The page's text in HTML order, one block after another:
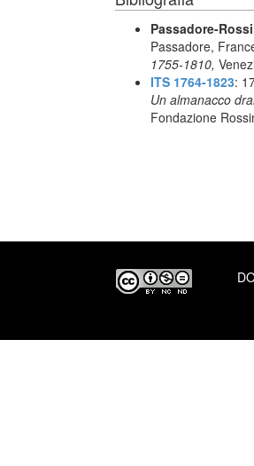
Passadore-
Passadore,
1755-1810,
ITS 1764-1823:
Un almanacco
Fondazione